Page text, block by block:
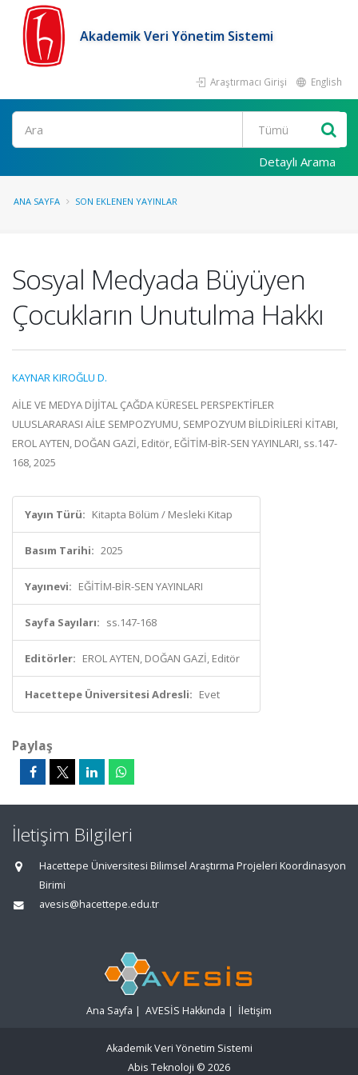
Akademik Veri Yönetim Sistemi
Araştırmacı Girişi English
Ara
Detaylı Arama
ANA SAYFA SON EKLENEN YAYINLAR
Sosyal Medyada Büyüyen
Çocukların Unutulma Hakkı
KAYNAR KIROĞLU D.
AİLE VE MEDYA DİJİTAL ÇAĞDA KÜRESEL PERSPEKTİFLER
ULUSLARARASI AİLE SEMPOZYUMU, SEMPOZYUM BİLDİRİLERİ KİTABI,
EROL AYTEN, DOĞAN GAZİ, Editör, EĞİTİM-BİR-SEN YAYINLARI, ss.147-
168, 2025
Yayın Türü: Kitapta Bölüm / Mesleki Kitap
Basım Tarihi: 2025
Yayınevi: EĞİTİM-BİR-SEN YAYINLARI
Sayfa Sayıları: ss.147-168
Editörler: EROL AYTEN, DOĞAN GAZİ, Editör
Hacettepe Üniversitesi Adresli: Evet
Paylaş
İletişim Bilgileri
Hacettepe Üniversitesi Bilimsel Araştırma Projeleri Koordinasyon
Birimi
avesis@hacettepe.edu.tr
Ana Sayfa | AVESİS Hakkında | İletişim
Akademik Veri Yönetim Sistemi
Abis Teknoloji © 2026